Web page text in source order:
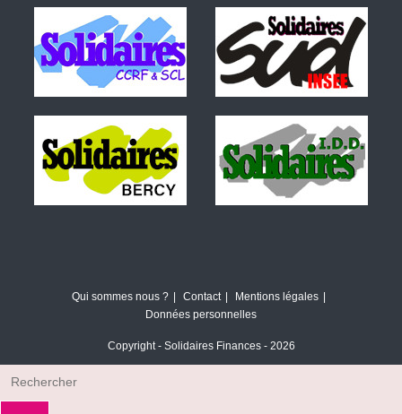
Qui sommes nous ? Contact
Mentions légales
Données personnelles
Copyright - Solidaires Finances - 2026
Rechercher